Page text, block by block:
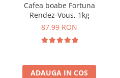
Cafea boabe Fortuna
Rendez-Vous, 1kg
87,99 RON
ADAUGA IN COS